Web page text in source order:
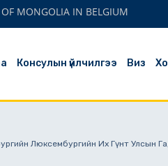
IN BELGIUM
Консулын үйлчилгээ Виз
Люксембургийн Их Гүнт Улсын